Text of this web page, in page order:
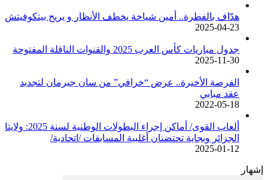
هدّاف بالفطرة.. أمين شياخة يخطف الأنظار و يريح بيتكوفيتش
2025-04-23
جدول مباريات كأس العرب 2025 والقنوات الناقلة المفتوحة
2025-11-30
الفرصة الأخيرة.. عرض “خرافي” من سان جيرمان لتجديد
عقد مبابي
2022-05-18
ألعاب القوى/ أماكن إجراء البطولات الوطنية لسنة 2025: ولايتا
الجزائر وبجاية تحتضنان أغلبية المسابقات /اتحادية/
2025-01-12
إشهار